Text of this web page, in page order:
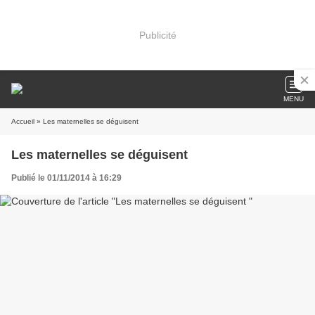
Publicité
MENU
Accueil » Les maternelles se déguisent
Les maternelles se déguisent
Publié le 01/11/2014 à 16:29